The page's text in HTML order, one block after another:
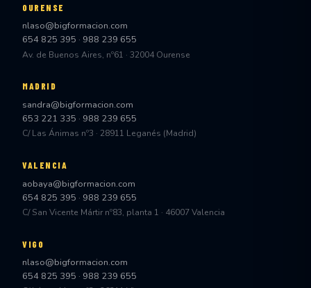
OURENSE
nlaso@bigformacion.com
654 825 395 · 988 239 655
Av. de Buenos Aires, nº61 · 32004 Ourense
MADRID
sandra@bigformacion.com
653 221 335 · 988 239 655
C/ Las Ánimas nº3 · 28911 Leganés (Madrid)
VALENCIA
aobaya@bigformacion.com
654 825 395 · 988 239 655
C/ San Vicente Mártir nº83, planta 1 · 46007 Valencia
VIGO
nlaso@bigformacion.com
654 825 395 · 988 239 655